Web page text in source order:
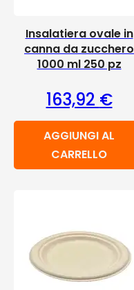
Insalatiera ovale in
canna da zucchero
1000 ml 250 pz
163,92 €
AGGIUNGI AL
CARRELLO